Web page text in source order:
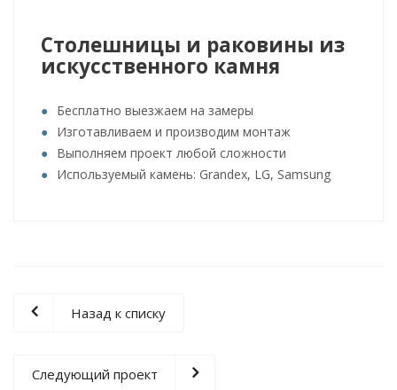
Столешницы и раковины из
искусственного камня
Бесплатно выезжаем на замеры
Изготавливаем и производим монтаж
Выполняем проект любой сложности
Используемый камень: Grandex, LG, Samsung
Назад к списку
Следующий проект